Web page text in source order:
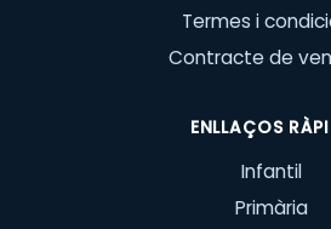
Termes i
Contracte de
ENLLAÇOS
Infantil
Primària